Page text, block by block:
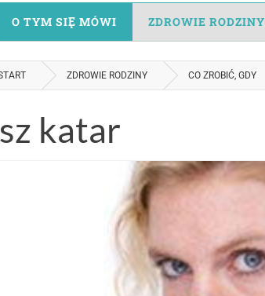
O TYM SIĘ MÓWI ZDROWIE RODZINY
ZDROWIE RODZINY CO ZROBIĆ, GDY
katar